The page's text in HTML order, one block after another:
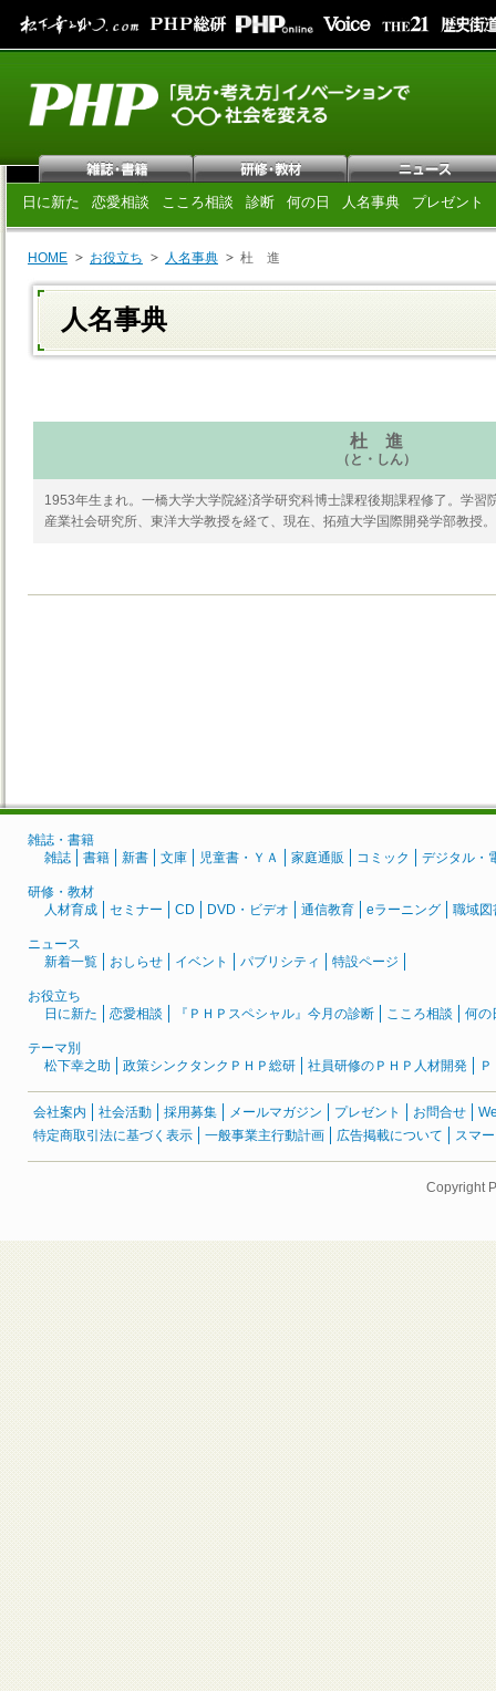
日に新た 恋愛相談 こころ相談 診断 何の日 人名事典 プレゼント
HOME お役立ち 人名事典 杜 進
人名事典
杜 進
（と・しん）
1953年生まれ。一橋大学大学院経済学研究科博士課程後期課程修了。学習
産業社会研究所、東洋大学教授を経て、現在、拓殖大学国際開発学部教授
雑誌・書籍
雑誌
書籍 新書 文庫 児童書・ＹＡ 家庭通販 コミック デジタル・
研修・教材
人材育成
セミナー CD DVD・ビデオ 通信教育 eラーニング 職域図
ニュース
新着一覧
おしらせ イベント パブリシティ 特設ページ
お役立ち
日に新た
恋愛相談 『ＰＨＰスペシャル』今月の診断 こころ相談 何の
テーマ別
松下幸之助
政策シンクタンクＰＨＰ総研 社員研修のＰＨＰ人材開発
会社案内 社会活動 採用募集 メールマガジン プレゼント お問合せ
特定商取引法に基づく表示
一般事業主行動計画 広告掲載について スマ
Copyright